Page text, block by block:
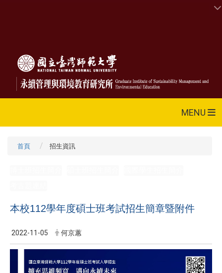
MENU
首頁 招生資訊
本校112學年度碩士班考試招生簡章暨附件
2022-11-05 何京蕙